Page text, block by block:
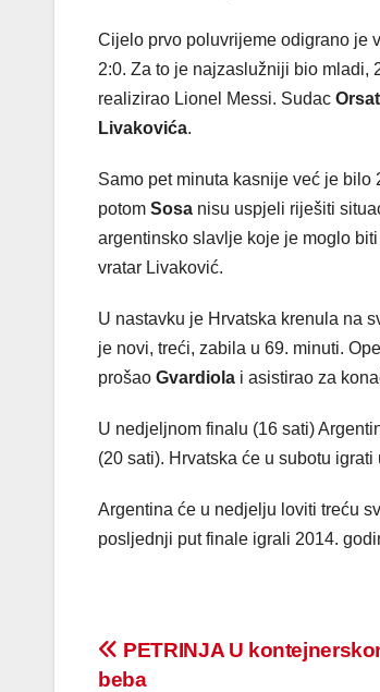
Cijelo prvo poluvrijeme odigrano je
2:0. Za to je najzaslužniji bio mladi,
realizirao Lionel Messi. Sudac
Livakovića.
Samo pet minuta kasnije već je bilo
potom Sosa nisu uspjeli riješiti
argentinsko slavlje koje je moglo
vratar Livaković.
U nastavku je Hrvatska krenula na
je novi, treći, zabila u 69. minuti.
prošao Gvardiola i asistirao za
U nedjeljnom finalu (16 sati)
(20 sati). Hrvatska će u subotu
Argentina će u nedjelju loviti treću
posljednji put finale igrali 2014.
Post
PETRINJA U
beba